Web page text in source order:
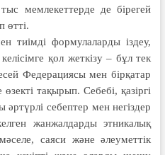
мемлекеттерде де бірегей
өтті.
тиімді формулаларды іздеу,
қол жеткізу – бұл тек
Федерациясы мен бірқатар
тақырып. Себебі, қазіргі
себептер мен негіздер
жанжалдарды этникалық
саяси және әлеуметтік